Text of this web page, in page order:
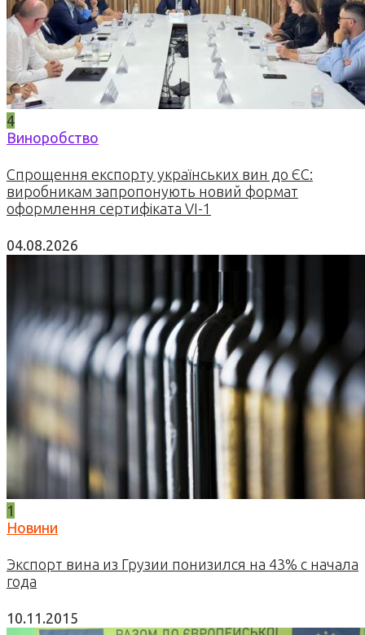
4
Виноробство
Спрощення експорту українських вин до ЄС:
виробникам запропонують новий формат
оформлення сертифіката VI-1
04.08.2026
1
Новини
Экспорт вина из Грузии понизился на 43% с начала
года
10.11.2015